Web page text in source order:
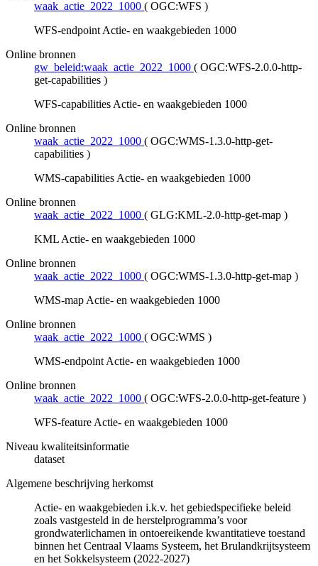
waak_actie_2022_1000 ( OGC:WFS )
WFS-endpoint Actie- en waakgebieden 1000
Online bronnen
gw_beleid:waak_actie_2022_1000 ( OGC:WFS-2.0.0-http-
get-capabilities )
WFS-capabilities Actie- en waakgebieden 1000
Online bronnen
waak_actie_2022_1000 ( OGC:WMS-1.3.0-http-get-
capabilities )
WMS-capabilities Actie- en waakgebieden 1000
Online bronnen
waak_actie_2022_1000 ( GLG:KML-2.0-http-get-map )
KML Actie- en waakgebieden 1000
Online bronnen
waak_actie_2022_1000 ( OGC:WMS-1.3.0-http-get-map )
WMS-map Actie- en waakgebieden 1000
Online bronnen
waak_actie_2022_1000 ( OGC:WMS )
WMS-endpoint Actie- en waakgebieden 1000
Online bronnen
waak_actie_2022_1000 ( OGC:WFS-2.0.0-http-get-feature )
WFS-feature Actie- en waakgebieden 1000
Niveau kwaliteitsinformatie
dataset
Algemene beschrijving herkomst
Actie- en waakgebieden i.k.v. het gebiedspecifieke beleid
zoals vastgesteld in de herstelprogramma’s voor
grondwaterlichamen in ontoereikende kwantitatieve toestand
binnen het Centraal Vlaams Systeem, het Brulandkrijtsysteem
en het Sokkelsysteem (2022-2027)